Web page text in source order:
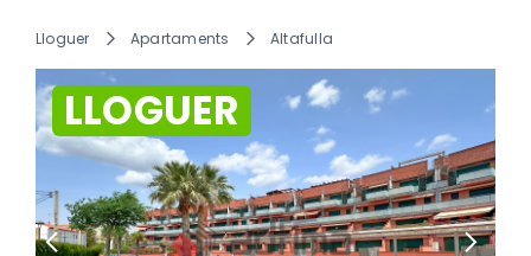
Contacte
Lloguer Apartaments Altafulla
LLOGUER